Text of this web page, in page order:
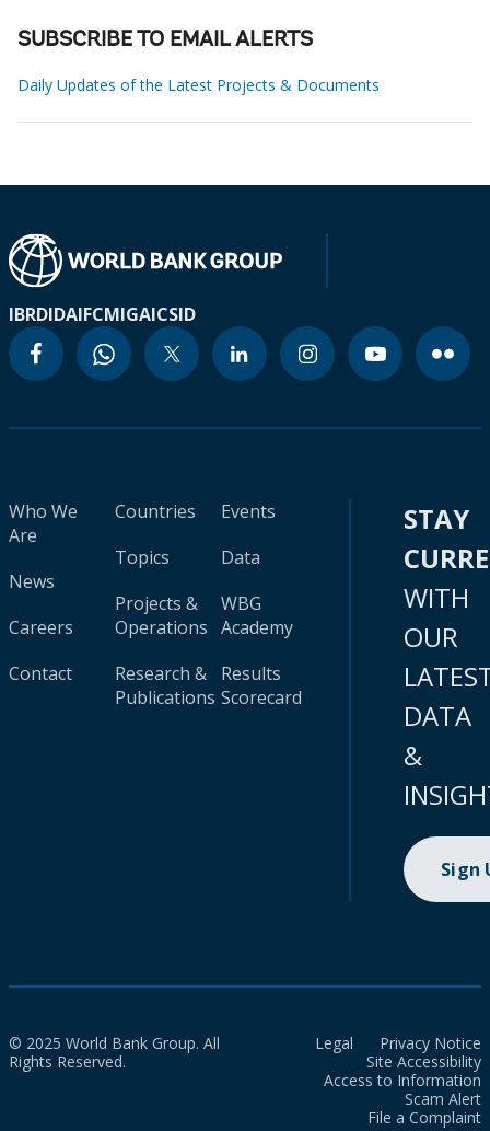
SUBSCRIBE TO EMAIL ALERTS
Daily Updates of the Latest Projects & Documents
IBRDIDAIFCMIGAICSID
Who We
Are
News
Careers
Contact
Countries
Topics
Projects &
Operations
Research &
Publications
Events
Data
WBG
Academy
Results
Scorecard
STAY
WITH
OUR
DATA
&
Sign
© 2025 World Bank Group. All
Rights Reserved.
Legal
Privacy Notice
Site Accessibility
Access to Information
Scam Alert
File a Complaint